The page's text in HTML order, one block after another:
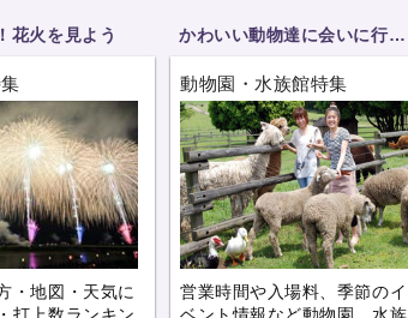
花火を見よう
・地図・天気に
かわいい動物達に会いに行こう
動物園・水族館特集
営業時間や入場料、季節のイ